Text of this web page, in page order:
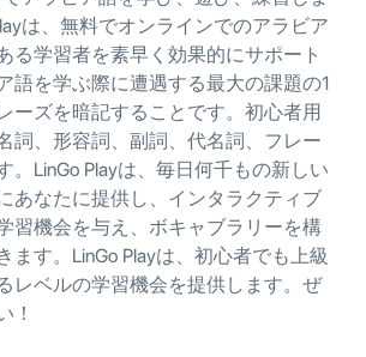
は、無料でオンラインでのアラビア
る学習者を素早く効果的にサポート
語を学ぶ際に遭遇する最大の課題の1
ーズを暗記することです。初心者用
詞、形容詞、副詞、代名詞、フレー
。LinGo Playは、毎日何千もの新しい
あなたに提供し、インタラクティブ
習機会を与え、ボキャブラリーを構
ます。LinGo Playは、初心者でも上級
レベルの学習機会を提供します。ぜ
！